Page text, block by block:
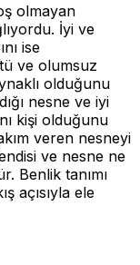
olmayan
İyi ve
ise
ve olumsuz
olduğunu
nesne ve iyi
kişi olduğunu
veren nesneyi
ve nesne ne
Benlik tanımı
açısıyla ele